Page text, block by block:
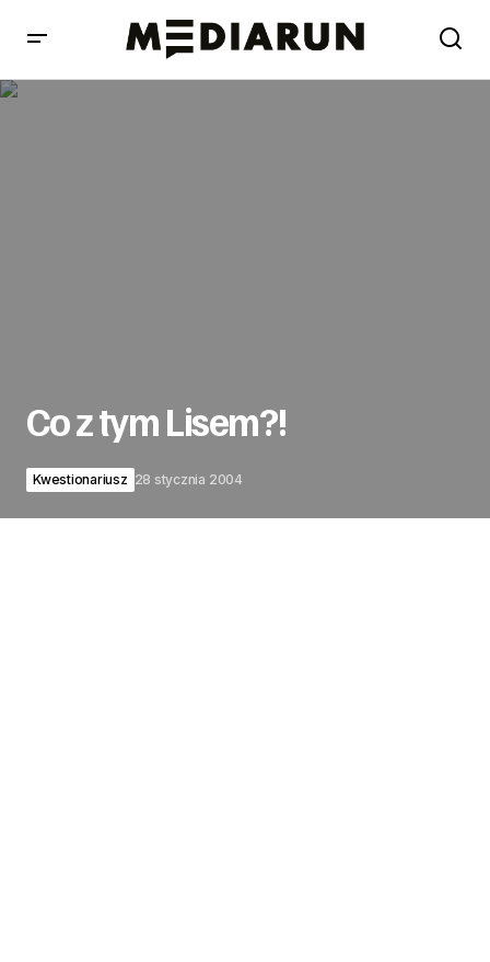
Co z tym Lisem?!
Kwestionariusz 28 stycznia 2004